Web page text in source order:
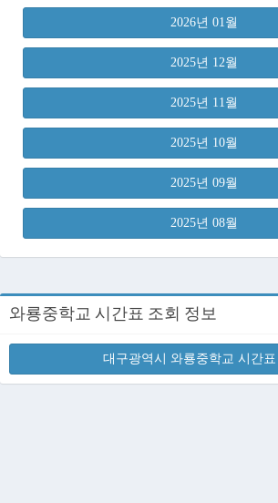
2026년 01월
2025년 12월
2025년 11월
2025년 10월
2025년 09월
2025년 08월
와룡중학교 시간표 조회 정보
대구광역시 와룡중학교 시간표